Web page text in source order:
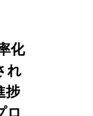
化
れ
捗